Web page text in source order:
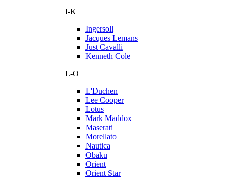
I-K
Ingersoll
Jacques Lemans
Just Cavalli
Kenneth Cole
L-O
L'Duchen
Lee Cooper
Lotus
Mark Maddox
Maserati
Morellato
Nautica
Obaku
Orient
Orient Star